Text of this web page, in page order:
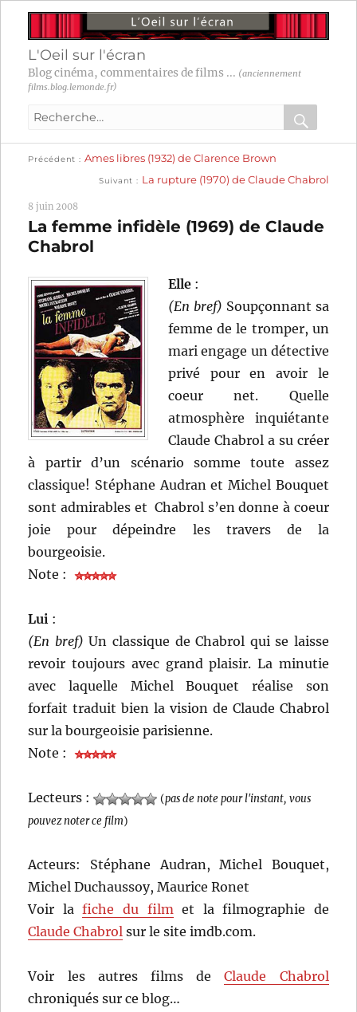
L'Oeil sur l'écran
Blog cinéma, commentaires de films ... (anciennement
films.blog.lemonde.fr)
Recherche
:
OK
Navigation
l’article
Précédent
précédente :
Ames libres (1932) de Clarence Brown
Suivant
suivante :
La rupture (1970) de Claude Chabrol
8 juin 2008
La femme infidèle (1969) de Claude
Chabrol
Elle :
(En bref) Soupçonnant sa
femme de le tromper, un
mari engage un détective
privé pour en avoir le
coeur net. Quelle
atmosphère inquiétante
Claude Chabrol a su créer
à partir d’un scénario somme toute assez
classique! Stéphane Audran et Michel Bouquet
sont admirables et Chabrol s’en donne à coeur
joie pour dépeindre les travers de la
bourgeoisie.
Note :
Lui :
(En bref) Un classique de Chabrol qui se laisse
revoir toujours avec grand plaisir. La minutie
avec laquelle Michel Bouquet réalise son
forfait traduit bien la vision de Claude Chabrol
sur la bourgeoisie parisienne.
Note :
Lecteurs : (pas de note pour l'instant, vous
pouvez noter ce film)
Acteurs: Stéphane Audran, Michel Bouquet,
Michel Duchaussoy, Maurice Ronet
Voir lafiche du filmet la filmographie de
Claude Chabrol sur le site imdb.com.
Voir les autres films deClaude Chabrol
chroniqués sur ce blog…